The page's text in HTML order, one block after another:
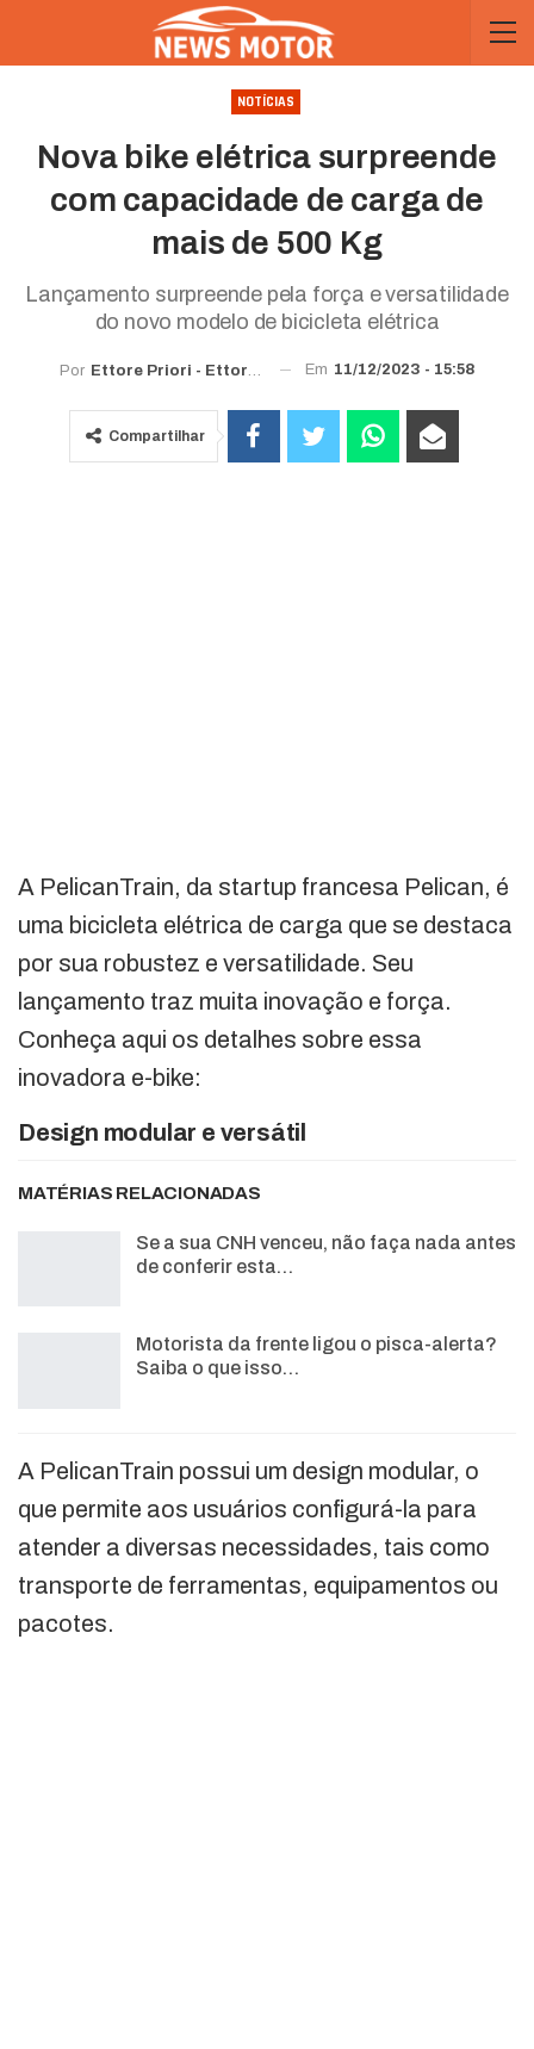
NOTÍCIAS
Nova bike elétrica surpreende
com capacidade de carga de
mais de 500 Kg
Lançamento surpreende pela força e versatilidade
do novo modelo de bicicleta elétrica
Por Ettore Priori - Ettorewriter@gmail.com Em 11/12/2023 - 15:58
Compartilhar
A PelicanTrain, da startup francesa Pelican, é
uma bicicleta elétrica de carga que se destaca
por sua robustez e versatilidade. Seu
lançamento traz muita inovação e força.
Conheça aqui os detalhes sobre essa
inovadora e-bike:
Design modular e versátil
MATÉRIAS RELACIONADAS
Se a sua CNH venceu, não faça nada antes
de conferir esta…
Motorista da frente ligou o pisca-alerta?
Saiba o que isso…
A PelicanTrain possui um design modular, o
que permite aos usuários configurá-la para
atender a diversas necessidades, tais como
transporte de ferramentas, equipamentos ou
pacotes.